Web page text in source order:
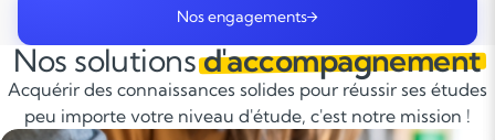
Nos engagements
Nos solutionsd'accompagnement
Acquérir des connaissances solides pour réussir ses études
peu importe votre niveau d'étude, c'est notre mission !